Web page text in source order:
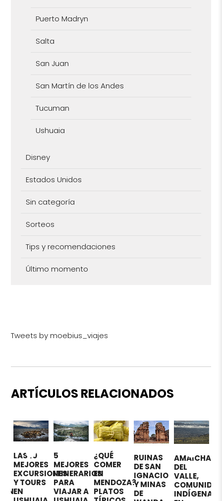
Puerto Madryn
Salta
San Juan
San Martín de los Andes
Tucuman
Ushuaia
Disney
Estados Unidos
Sin categoría
Sorteos
Tips y recomendaciones
Último momento
Tweets by moebius_viajes
ARTÍCULOS RELACIONADOS
5
MEJORES
ITINERARIOS
PARA
VIAJAR A
¿QUÉ
COMER
EN
MENDOZA?
PLATOS
RUINAS
DE SAN
IGNACIO
Y MINAS
DE
AMAICHA
DEL
VALLE,
COMUNIDAD
INDÍGENA
LOS 5
MEJORES
HOTELES
EN
CIUDAD